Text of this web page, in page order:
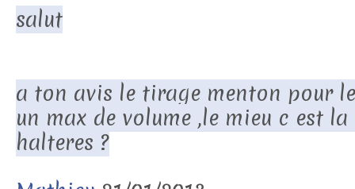
salut
a ton avis le tirage menton pour
un max de volume ,le mieu c est
halteres ?